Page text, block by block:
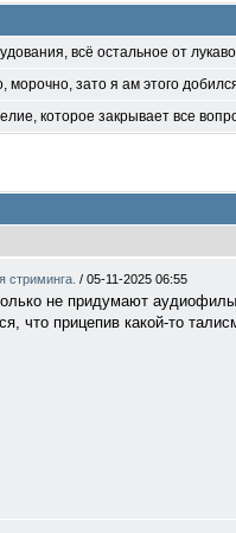
всё остальное от
морочно, зато я ам этого
которое закрывает все
стриминга. / 05-11-2025 06:55
не придумают
что прицепив какой-то